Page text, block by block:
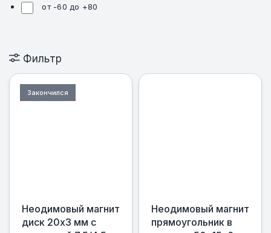
от -60 до +80
Фильтр
Закончился
Неодимовый магнит
диск 20х3 мм с
Неодимовый магнит
прямоугольник в